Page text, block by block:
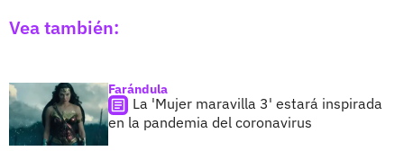
Vea también:
Farándula
La 'Mujer maravilla 3' estará inspirada
en la pandemia del coronavirus